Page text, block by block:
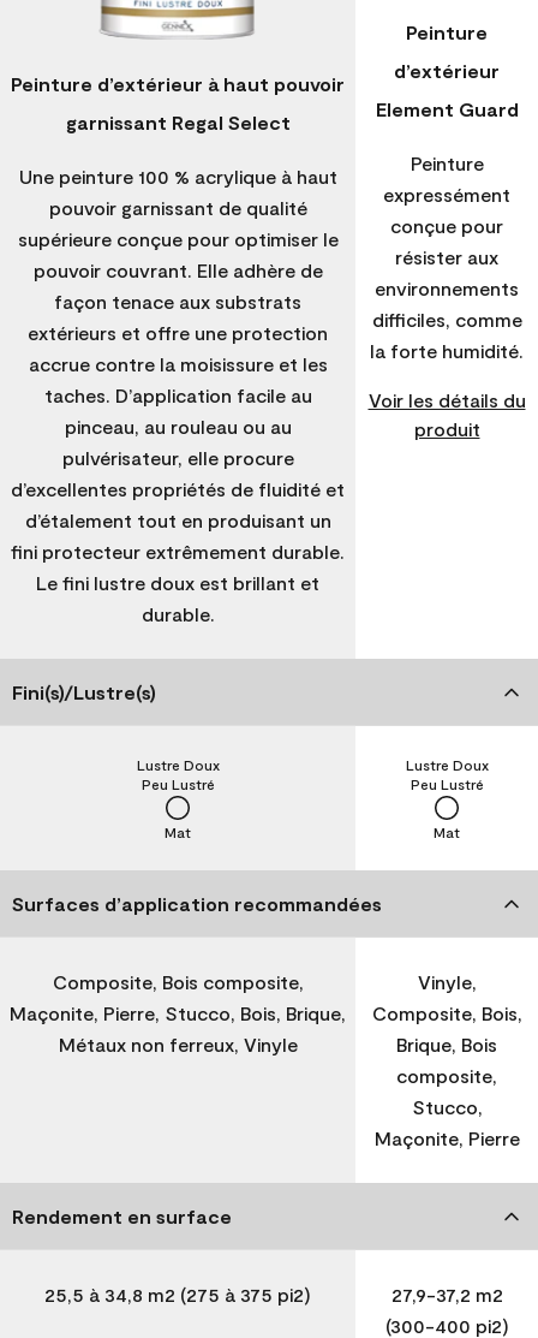
Peinture d’extérieur à haut pouvoir
garnissant Regal Select
Une peinture 100 % acrylique à haut
pouvoir garnissant de qualité
supérieure conçue pour optimiser le
pouvoir couvrant. Elle adhère de
façon tenace aux substrats
extérieurs et offre une protection
accrue contre la moisissure et les
taches. D’application facile au
pinceau, au rouleau ou au
pulvérisateur, elle procure
d’excellentes propriétés de fluidité et
d’étalement tout en produisant un
fini protecteur extrêmement durable.
Le fini lustre doux est brillant et
durable.
Peinture
d’extérieur
Element Guard
Peinture
expressément
conçue pour
résister aux
environnements
difficiles, comme
la forte humidité.
Voir les détails du
produit
Fini(s)/Lustre(s)
Mat
Peu Lustré
Lustre Doux
Mat
Peu Lustré
Lustre Doux
Surfaces d’application recommandées
Composite, Bois composite,
Maçonite, Pierre, Stucco, Bois, Brique,
Métaux non ferreux, Vinyle
Vinyle,
Composite, Bois,
Brique, Bois
composite,
Stucco,
Maçonite, Pierre
Rendement en surface
25,5 à 34,8 m2 (275 à 375 pi2)
27,9-37,2 m2
(300-400 pi2)